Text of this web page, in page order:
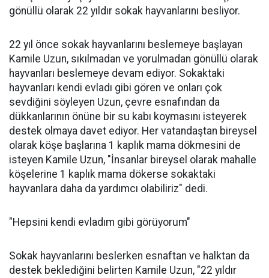
gönüllü olarak 22 yıldır sokak hayvanlarını besliyor.
22 yıl önce sokak hayvanlarını beslemeye başlayan
Kamile Uzun, sıkılmadan ve yorulmadan gönüllü olarak
hayvanları beslemeye devam ediyor. Sokaktaki
hayvanları kendi evladı gibi gören ve onları çok
sevdiğini söyleyen Uzun, çevre esnafından da
dükkanlarının önüne bir su kabı koymasını isteyerek
destek olmaya davet ediyor. Her vatandaştan bireysel
olarak köşe başlarına 1 kaplık mama dökmesini de
isteyen Kamile Uzun, "İnsanlar bireysel olarak mahalle
köşelerine 1 kaplık mama dökerse sokaktaki
hayvanlara daha da yardımcı olabiliriz" dedi.
"Hepsini kendi evladım gibi görüyorum"
Sokak hayvanlarını beslerken esnaftan ve halktan da
destek beklediğini belirten Kamile Uzun, "22 yıldır